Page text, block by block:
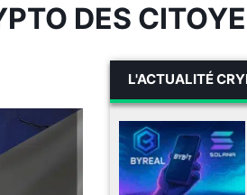
DES
L'ACTUALITÉ